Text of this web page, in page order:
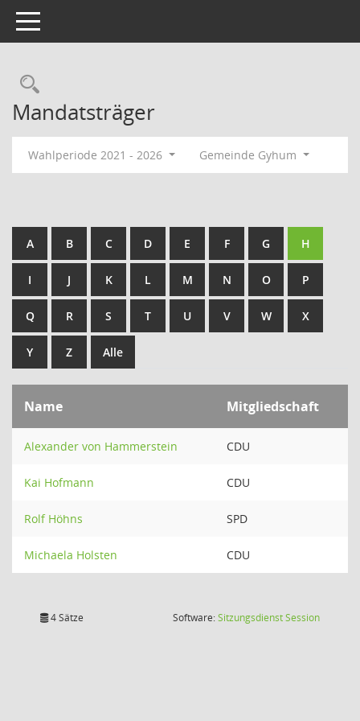
Toggle navigation
Rechercheauswahl
Mandatsträger
Wahlperiode 2021 - 2026 Gemeinde Gyhum
A B C D E F G H
I J K L M N O P
Q R S T U V W X
Y Z Alle
Name Mitgliedschaft
Alexander von Hammerstein CDU
Kai Hofmann CDU
Rolf Höhns SPD
Michaela Holsten CDU
4 Sätze Software:SitzungsdienstSession(Wird in